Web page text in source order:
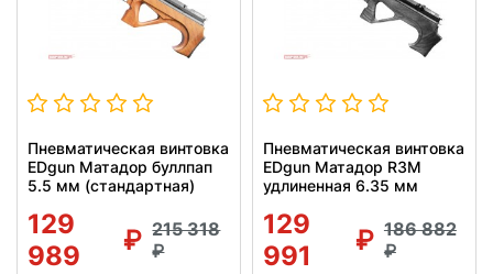
Пневматическая винтовка
EDgun Матадор буллпап
5.5 мм (стандартная)
129
989
215 318
Пневматическая винтовка
EDgun Матадор R3M
удлиненная 6.35 мм
129
991
186 882